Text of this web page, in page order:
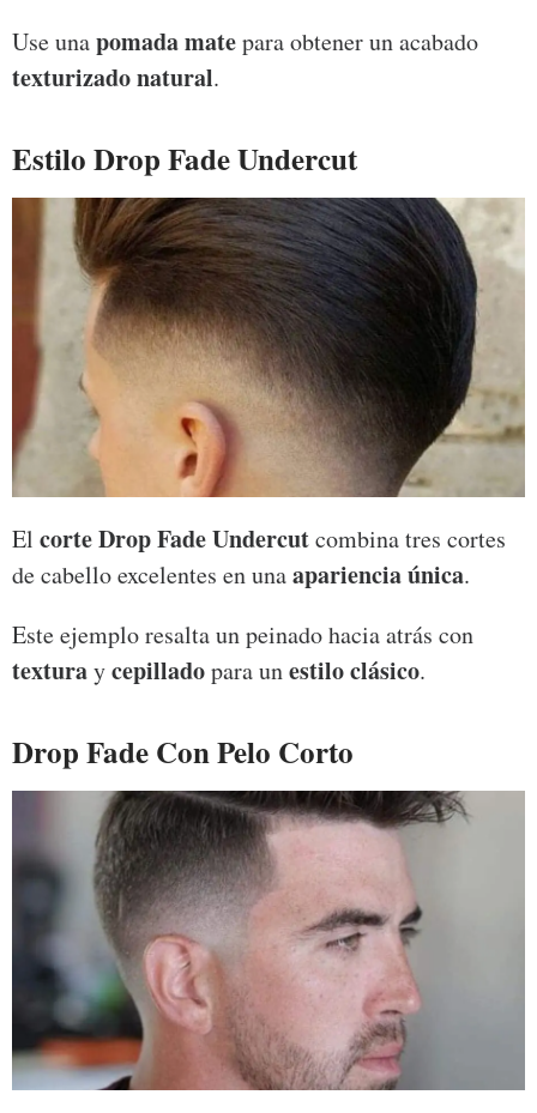
Use unapomada matepara obtener un acabado
texturizado natural.
Estilo Drop Fade Undercut
El corte Drop Fade Undercutcombina tres cortes
de cabello excelentes en unaapariencia única.
Este ejemplo resalta un peinado hacia atrás con
texturaycepilladopara unestilo clásico.
Drop Fade Con Pelo Corto